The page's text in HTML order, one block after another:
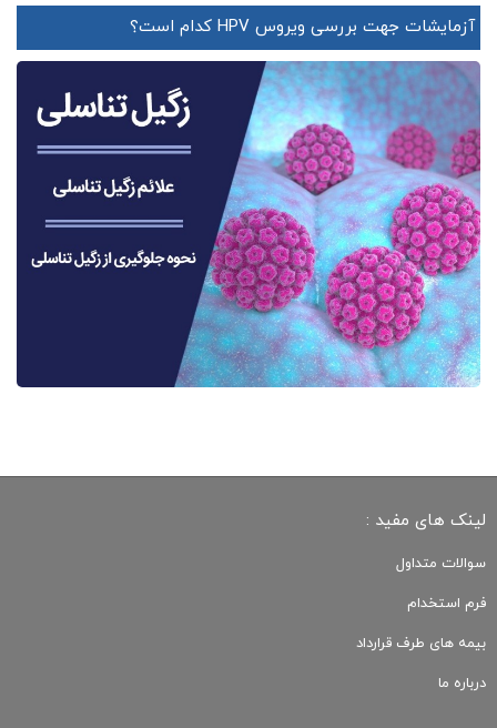
آزمایشات جهت بررسی ویروس HPV کدام است؟
لینک های مفید :
سوالات متداول
فرم استخدام
بیمه های طرف قرارداد
درباره ما